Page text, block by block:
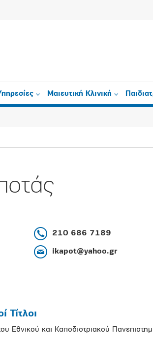
Μαιευτική Κλινική
210 686 7189
ikapot@yahoo.gr
Τίτλοι
Εθνικού και Καποδιστριακού